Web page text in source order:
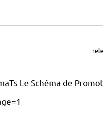
Le Schéma de